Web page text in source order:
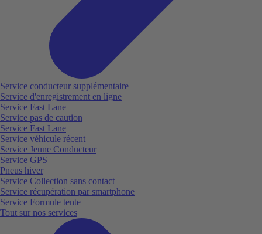
Service conducteur supplémentaire
Service d'enregistrement en ligne
Service Fast Lane
Service pas de caution
Service Fast Lane
Service véhicule récent
Service Jeune Conducteur
Service GPS
Pneus hiver
Service Collection sans contact
Service récupération par smartphone
Service Formule tente
Tout sur nos services